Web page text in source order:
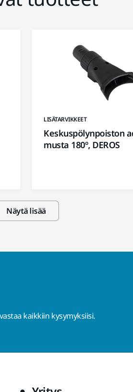
LISÄTARVIKKEET
Keskuspölynpoiston
musta 180º, DEROS
Näytä lisää
kaikkiin kysymyksiisi.